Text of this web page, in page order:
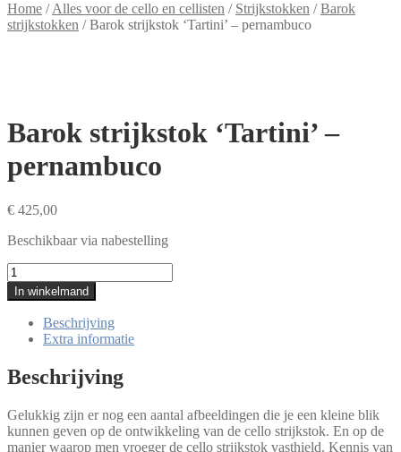
Home /Alles voor de cello en cellisten / Strijkstokken /Barok
strijkstokken /Barok strijkstok ‘Tartini’ – pernambuco
Barok strijkstok ‘Tartini’ –
pernambuco
€ 425,00
Beschikbaar via nabestelling
Barok
strijkstok
'Tartini'
pernambuco
In winkelmand
Beschrijving
Extra informatie
Beschrijving
Gelukkig zijn er nog een aantal afbeeldingen die je een kleine blik
kunnen geven op de ontwikkeling van de cello strijkstok. En op de
manier waarop men vroeger de cello strijkstok vasthield. Kennis van